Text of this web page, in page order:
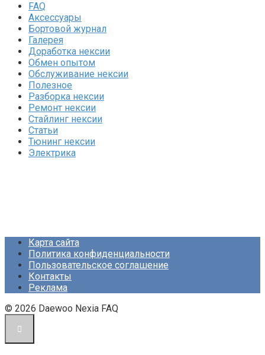
FAQ
Аксессуары
Бортовой журнал
Галерея
Доработка нексии
Обмен опытом
Обслуживание нексии
Полезное
Разборка нексии
Ремонт нексии
Стайлинг нексии
Статьи
Тюнинг нексии
Электрика
Карта сайта
Политика конфиденциальности
Пользовательское соглашение
Контакты
Реклама
© 2026 Daewoo Nexia FAQ